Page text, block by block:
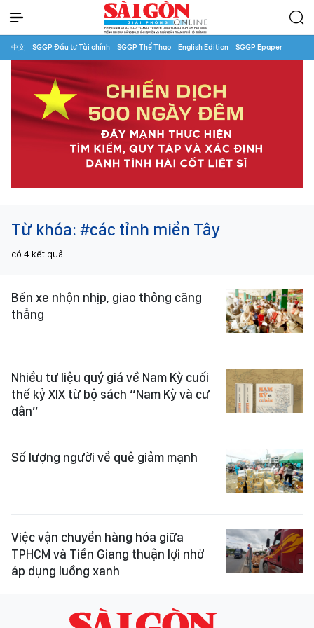
中文 SGGP Đầu tư Tài chính SGGP Thể Thao English Edition SGGP Epaper
Từ khóa: #các tỉnh miền Tây
có 4 kết quả
Bến xe nhộn nhịp, giao thông căng
thẳng
Nhiều tư liệu quý giá về Nam Kỳ cuối
thế kỷ XIX từ bộ sách “Nam Kỳ và cư
dân”
Số lượng người về quê giảm mạnh
Việc vận chuyển hàng hóa giữa
TPHCM và Tiền Giang thuận lợi nhờ
áp dụng luồng xanh